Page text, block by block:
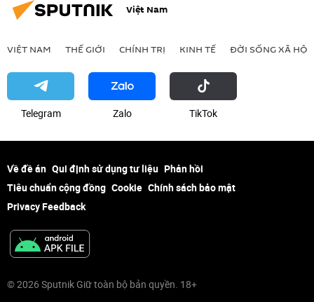
Việt Nam
VIỆT NAM THẾ GIỚI CHÍNH TRỊ KINH TẾ ĐỜI SỐNG XÃ HỘI
Telegram Zalo ТikТоk
Về đề án Qui định sử dụng tư liệu Phản hồi
Tiêu chuẩn cộng đồng Cookie Chính sách bảo mật
Privacy Feedback
© 2026 Sputnik Giữ toàn bộ bản quyền. 18+